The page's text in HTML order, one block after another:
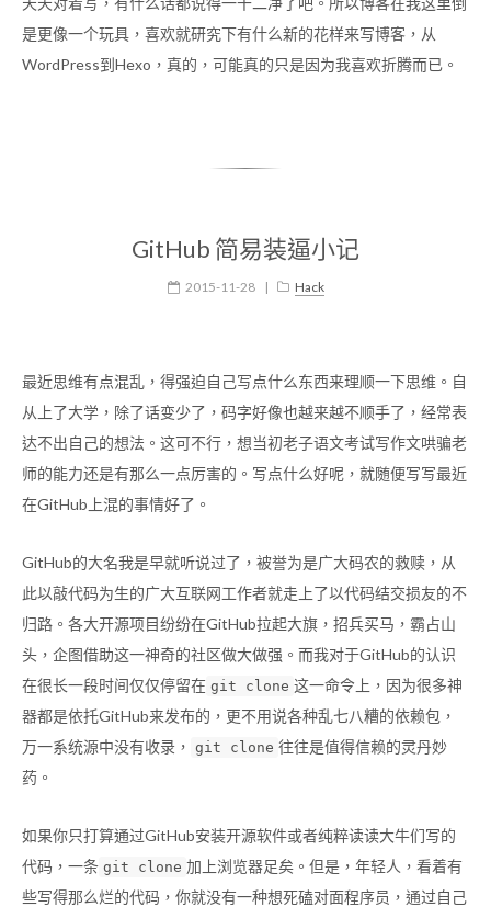
是更像一个玩具，喜欢就研究下有什么新的花样来写博客，从
WordPress到Hexo，真的，可能真的只是因为我喜欢折腾而已。
GitHub 简易装逼小记
2015-11-28 | Hack
最近思维有点混乱，得强迫自己写点什么东西来理顺一下思维。自
从上了大学，除了话变少了，码字好像也越来越不顺手了，经常表
达不出自己的想法。这可不行，想当初老子语文考试写作文哄骗老
师的能力还是有那么一点厉害的。写点什么好呢，就随便写写最近
在GitHub上混的事情好了。
GitHub的大名我是早就听说过了，被誉为是广大码农的救赎，从
此以敲代码为生的广大互联网工作者就走上了以代码结交损友的不
归路。各大开源项目纷纷在GitHub拉起大旗，招兵买马，霸占山
头，企图借助这一神奇的社区做大做强。而我对于GitHub的认识
在很长一段时间仅仅停留在 git clone 这一命令上，因为很多神
器都是依托GitHub来发布的，更不用说各种乱七八糟的依赖包，
万一系统源中没有收录， git clone 往往是值得信赖的灵丹妙
药。
如果你只打算通过GitHub安装开源软件或者纯粹读读大牛们写的
代码，一条 git clone 加上浏览器足矣。但是，年轻人，看着有
些写得那么烂的代码，你就没有一种想死磕对面程序员，通过自己